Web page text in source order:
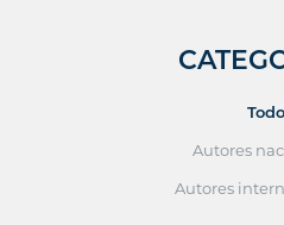
Todo
Autores
Autores